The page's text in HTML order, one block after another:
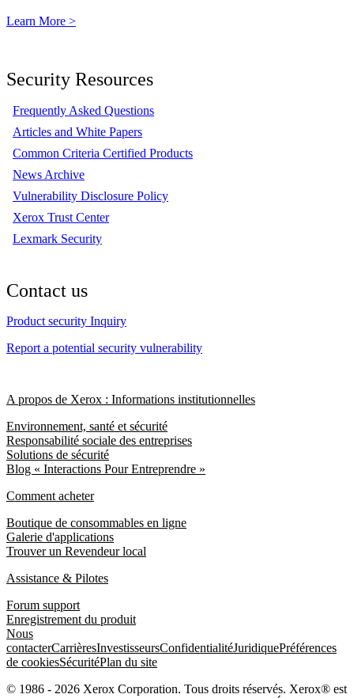
Learn More >
Security Resources
Frequently Asked Questions
Articles and White Papers
Common Criteria Certified Products
News Archive
Vulnerability Disclosure Policy
Xerox Trust Center
Lexmark Security
Contact us
Product security Inquiry
Report a potential security vulnerability
A propos de Xerox : Informations institutionnelles
Environnement, santé et sécurité
Responsabilité sociale des entreprises
Solutions de sécurité
Blog « Interactions Pour Entreprendre »
Comment acheter
Boutique de consommables en ligne
Galerie d'applications
Trouver un Revendeur local
Assistance & Pilotes
Forum support
Enregistrement du produit
Nous
contacterCarrièresInvestisseursConfidentialitéJuridiquePréférences
de cookiesSécuritéPlan du site
© 1986 - 2026 Xerox Corporation. Tous droits réservés. Xerox® est